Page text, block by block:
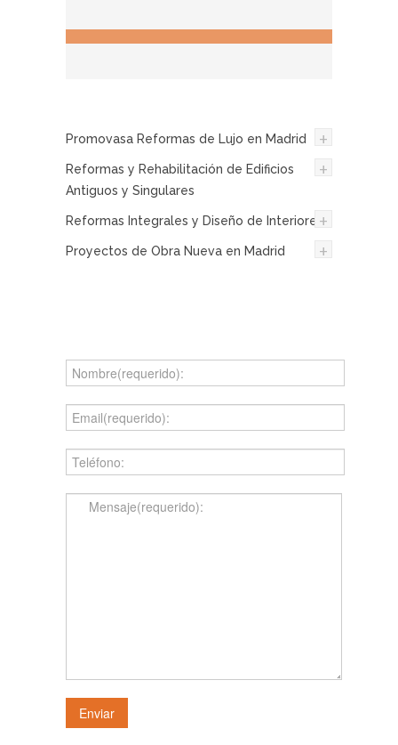
Promovasa Reformas de Lujo en Madrid +
Reformas y Rehabilitación de Edificios
Antiguos y Singulares
+
Reformas Integrales y Diseño de Interiores+
Proyectos de Obra Nueva en Madrid +